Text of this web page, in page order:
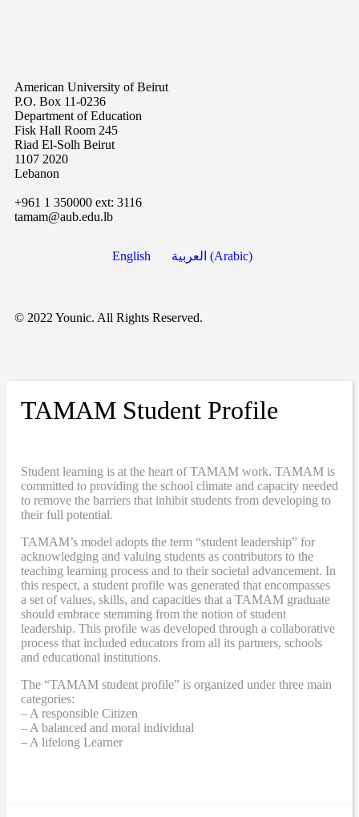
American University of Beirut
P.O. Box 11-0236
Department of Education
Fisk Hall Room 245
Riad El-Solh Beirut
1107 2020
Lebanon
+961 1 350000 ext: 3116
tamam@aub.edu.lb
English العربية (Arabic)
© 2022 Younic. All Rights Reserved.
TAMAM Student Profile
Student learning is at the heart of TAMAM work. TAMAM is
committed to providing the school climate and capacity needed
to remove the barriers that inhibit students from developing to
their full potential.
TAMAM’s model adopts the term “student leadership” for
acknowledging and valuing students as contributors to the
teaching learning process and to their societal advancement. In
this respect, a student profile was generated that encompasses
a set of values, skills, and capacities that a TAMAM graduate
should embrace stemming from the notion of student
leadership. This profile was developed through a collaborative
process that included educators from all its partners, schools
and educational institutions.
The “TAMAM student profile” is organized under three main
categories:
– A responsible Citizen
– A balanced and moral individual
– A lifelong Learner